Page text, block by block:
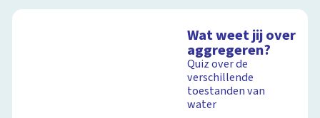
Wat weet jij over
aggregeren?
Quiz over de
verschillende
toestanden van
water